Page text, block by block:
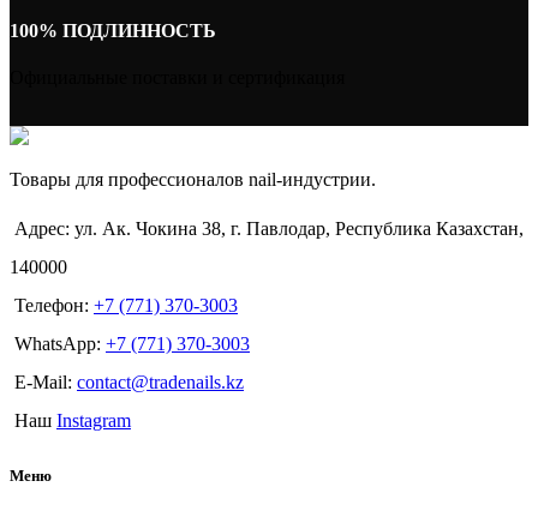
100% ПОДЛИННОСТЬ
Товары для профессионалов nail-индустрии.
Адрес: ул. Ак. Чокина 38, г. Павлодар, Республика Казахстан,
140000
Телефон: +7 (771) 370-3003
WhatsApp: +7 (771) 370-3003
E-Mail: contact@tradenails.kz
Наш Instagram
Меню